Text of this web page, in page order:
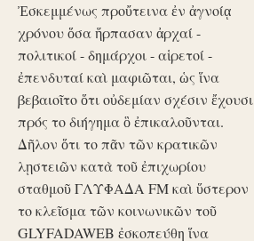
Ἐσκεμμένως προὔτεινα ἐν ἀγνοίᾳ
χρόνου ὅσα ἥρπασαν ἀρχαί -
πολιτικοί - δημάρχοι - αἱρετοί -
ἐπενδυταί καὶ μαφιῶται, ὡς ἵνα
βεβαιοῖτο ὅτι οὐδεμίαν σχέσιν ἔχουσι
πρός το διήγημα ὃ ἐπικαλοῦνται.
Δῆλον ὅτι το πᾶν τῶν κρατικῶν
λῃστειῶν κατὰ τοῦ ἐπιχωρίου
σταθμοῦ ΓΛΥΦΑΔΑ FM καὶ ὕστερον
το κλεῖσμα τῶν κοινωνικῶν τοῦ
GLYFADAWEB ἐσκοπεύθη ἵνα